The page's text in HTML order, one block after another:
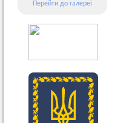
Перейти до галереї